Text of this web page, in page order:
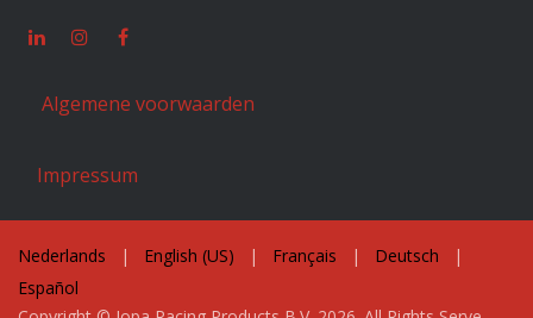
Algemene voorwaarden
Impressum
Nederlands | English (US) | Français | Deutsch
|
Español